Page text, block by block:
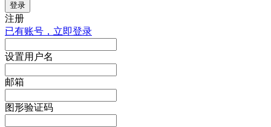
登录
注册
已有账号，立即登录
设置用户名
邮箱
图形验证码